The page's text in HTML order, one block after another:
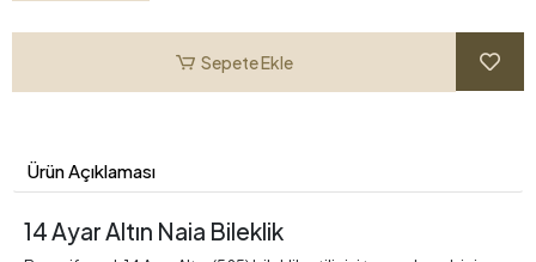
Sepete Ekle
Ürün Açıklaması
14 Ayar Altın Naia Bileklik